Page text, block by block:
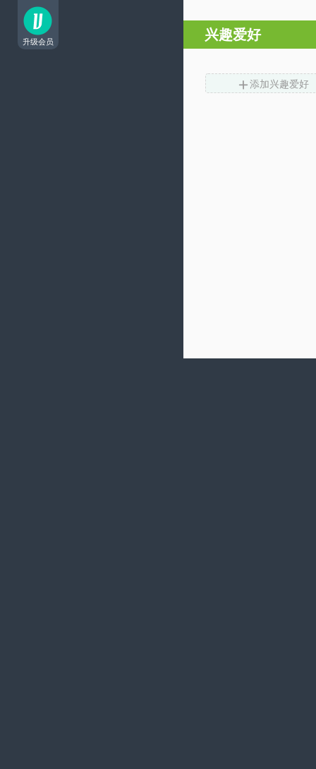
升级会员 兴趣爱好
添加兴趣爱好